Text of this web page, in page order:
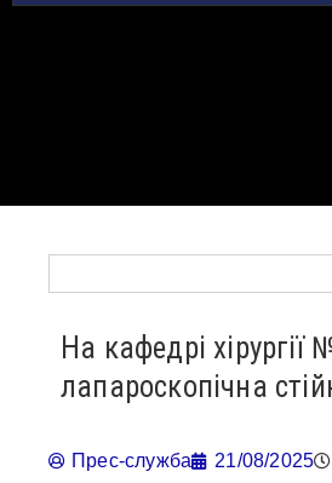
На кафедрі
лапароскопічна
Прес-служба 21/08/2025